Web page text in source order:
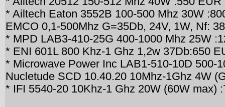
* Ailtech Eaton 3552B 100-500 Mhz 30W
EMCO 0,1-500Mhz G=35Db, 24V, 1W, Nf:
* MPD LAB3-410-25G 400-1000 Mhz 25W
* ENI 601L 800 Khz-1 Ghz 1,2w 37Db:650
* Microwave Power Inc LAB1-510-10D 500-
Nucletude SCD 10.40.20 10Mhz-1Ghz 4W
* IFI 5540-20 10Khz-1 Ghz 20W (60W max)